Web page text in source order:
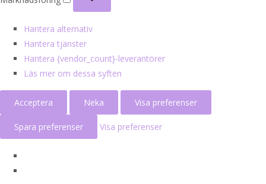
Hantera alternativ
Hantera tjänster
Hantera {vendor_count}-leverantörer
Läs mer om dessa syften
Acceptera Neka Visa preferenser
Spara preferenser Visa preferenser